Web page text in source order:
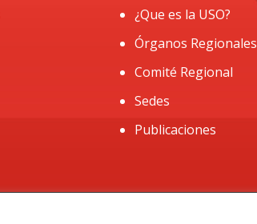
¿Que es la USO?
Órganos Regionales
Comité Regional
Sedes
Publicaciones